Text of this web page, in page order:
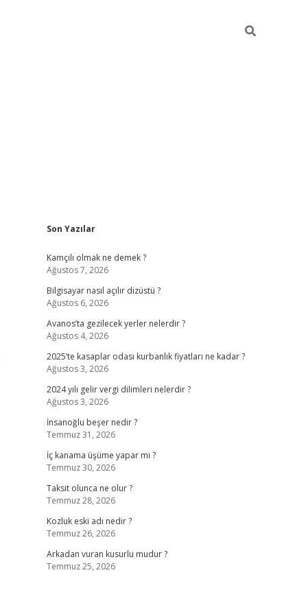
Sidebar
Son Yazılar
Kamçılı olmak ne demek ?
Ağustos 7, 2026
Bilgisayar nasıl açılır dizüstü ?
Ağustos 6, 2026
Avanos’ta gezilecek yerler nelerdir ?
Ağustos 4, 2026
2025’te kasaplar odası kurbanlık fiyatları ne kadar ?
Ağustos 3, 2026
2024 yılı gelir vergi dilimleri nelerdir ?
Ağustos 3, 2026
İnsanoğlu beşer nedir ?
Temmuz 31, 2026
İç kanama üşüme yapar mı ?
Temmuz 30, 2026
Taksit olunca ne olur ?
Temmuz 28, 2026
Kozluk eski adı nedir ?
Temmuz 26, 2026
Arkadan vuran kusurlu mudur ?
Temmuz 25, 2026